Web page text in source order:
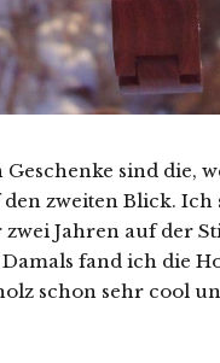
sind die,
zweiten Blick.
Jahren auf der
fand ich die
schon sehr cool